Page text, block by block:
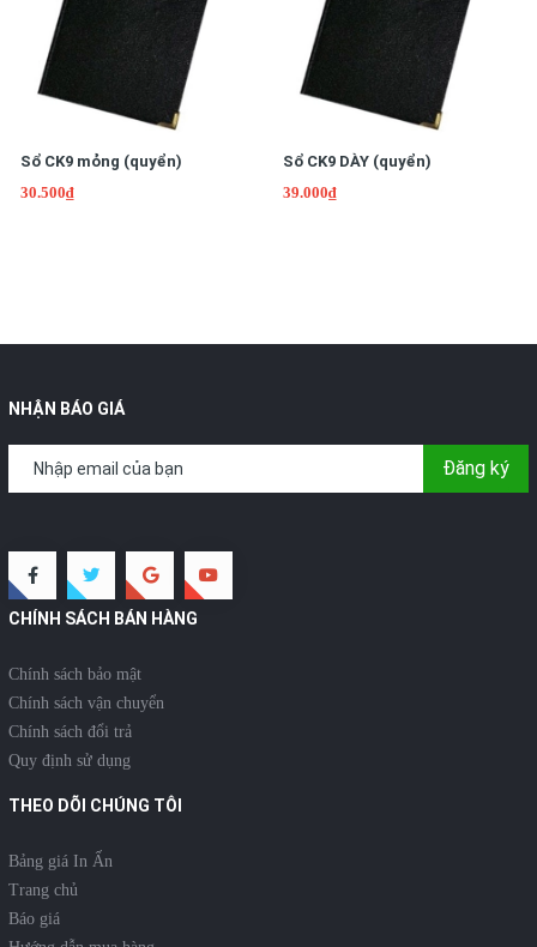
Sổ CK9 mỏng (quyển)
30.500₫
Sổ CK9 DÀY (quyển)
39.000₫
NHẬN BÁO GIÁ
Đăng ký
CHÍNH SÁCH BÁN HÀNG
Chính sách bảo mật
Chính sách vận chuyển
Chính sách đổi trả
Quy định sử dụng
THEO DÕI CHÚNG TÔI
Bảng giá In Ấn
Trang chủ
Báo giá